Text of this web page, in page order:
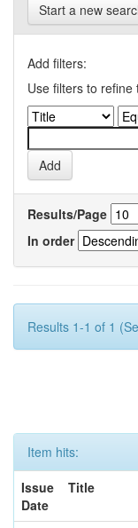
Start a new
Add filters:
Use filters to
Results/Page
In order
Results 1-1 of 1
Item hits:
Issue
Date
Title